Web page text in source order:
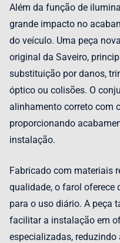
Além da função de
grande impacto no
do veículo. Uma peça
original da Saveiro,
substituição por danos,
óptico ou colisões. O
alinhamento correto com
proporcionando
instalação.
Fabricado com materiais
qualidade, o farol oferece
para o uso diário. A peça
facilitar a instalação em
especializadas,